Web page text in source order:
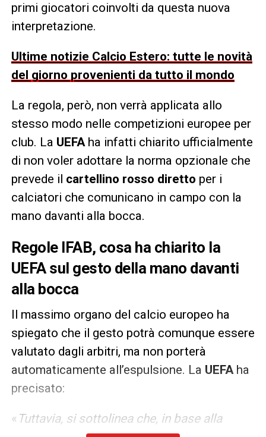
primi giocatori coinvolti da questa nuova
interpretazione.
Ultime notizie Calcio Estero: tutte le novità
del giorno provenienti da tutto il mondo
La regola, però, non verrà applicata allo
stesso modo nelle competizioni europee per
club. La UEFAha infatti chiarito ufficialmente
di non voler adottare la norma opzionale che
prevede il cartellino rosso diretto per i
calciatori che comunicano in campo con la
mano davanti alla bocca.
Regole IFAB, cosa ha chiarito la
UEFA sul gesto della mano davanti
alla bocca
Il massimo organo del calcio europeo ha
spiegato che il gesto potrà comunque essere
valutato dagli arbitri, ma non porterà
automaticamente all’espulsione. La UEFAha
precisato:
« Tuttavia, si sottolinea che, in base alla